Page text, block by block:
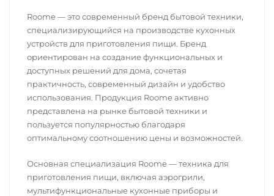
Roome — это современный бренд бытовой техники,
специализирующийся на производстве кухонных
устройств для приготовления пищи. Бренд
ориентирован на создание функциональных и
доступных решений для дома, сочетая
практичность, современный дизайн и удобство
использования. Продукция Roome активно
представлена на рынке бытовой техники и
пользуется популярностью благодаря
оптимальному соотношению цены и возможностей.
Основная специализация Roome — техника для
приготовления пищи, включая аэрогрили,
мультифункциональные кухонные приборы и